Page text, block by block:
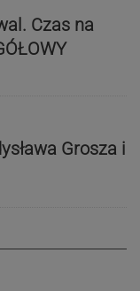
Czas na
Grosza i